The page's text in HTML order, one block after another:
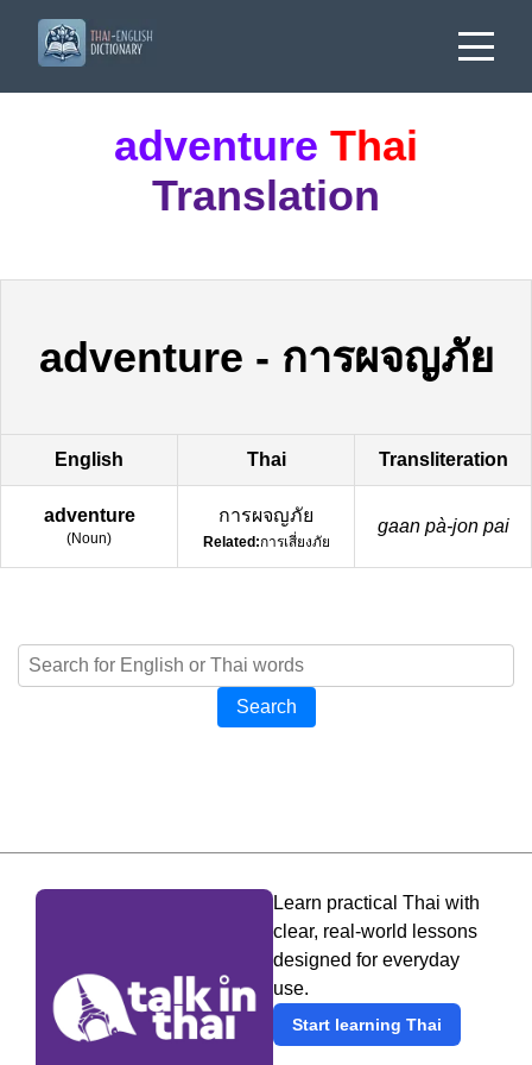
adventure Thai
Translation
adventure - การผจญภัย
English Thai Transliteration
adventure
(Noun)
การผจญภัย
Related:การเสี่ยงภัย
gaan pà-jon pai
Search
Learn practical Thai with
clear, real-world lessons
designed for everyday
use.
Start learning Thai